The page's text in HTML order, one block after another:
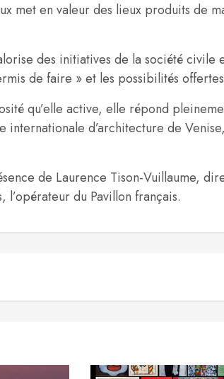
met en valeur des lieux produits de
des initiatives de la société civile
de faire » et les possibilités
qu’elle active, elle répond
d’architecture de
de Laurence Tison-Vuillaume,
du Pavillon français.